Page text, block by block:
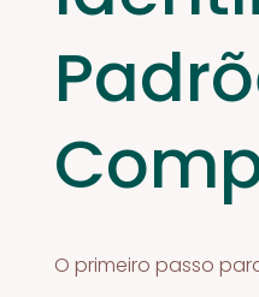
O primeiro passo